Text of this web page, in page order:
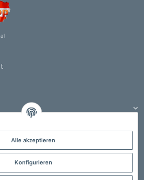
Alle akzeptieren
Konfigurieren